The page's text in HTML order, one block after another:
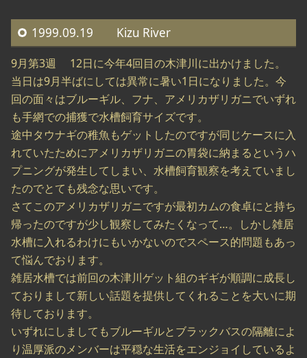
1999.09.19 Kizu River
9月第3週 12日に今年4回目の木津川に出かけました。
当日は9月半ばにしては異常に暑い1日になりました。今
回の面々はブルーギル、フナ、アメリカザリガニでいずれ
も手網での捕獲で水槽飼育サイズです。
途中タウナギの稚魚もゲットしたのですが同じケースに入
れていたためにアメリカザリガニの胃袋に納まるというハ
プニングが発生してしまい、水槽飼育観察を考えていまし
たのでとても残念な思いです。
さてこのアメリカザリガニですが最初カムの食卓にと持ち
帰ったのですが少し観察してみたくなって…。しかし雑居
水槽に入れるわけにもいかないのでスペース的問題もあっ
て悩んでおります。
雑居水槽では前回の木津川ゲット組のギギが順調に成長し
ておりまして新しい話題を提供してくれることを大いに期
待しております。
いずれにしましてもブルーギルとブラックバスの隔離によ
り温厚派のメンバーは平穏な生活をエンジョイしているよ